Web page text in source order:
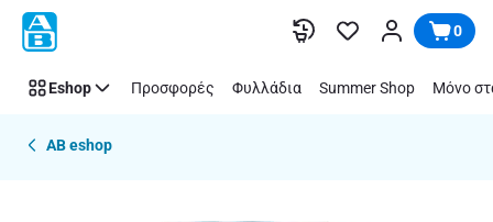
Παράλειψη 0
Eshop Προσφορές Φυλλάδια Summer Shop Μόνο
AB eshop